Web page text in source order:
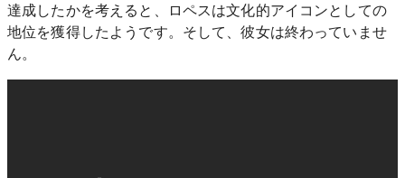
達成したかを考えると、ロペスは文化的アイコンとしての
地位を獲得したようです。そして、彼女は終わっていませ
ん。